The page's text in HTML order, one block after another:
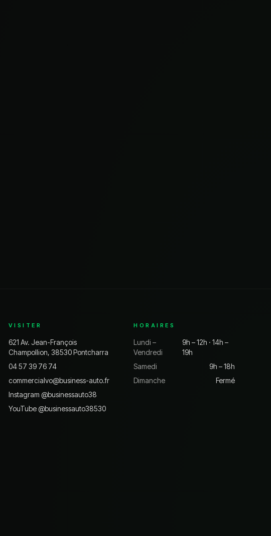
VISITER
621 Av. Jean-François
Champollion, 38530 Pontcharra
04 57 39 76 74
commercialvo@business-auto.fr
Instagram @businessauto38
YouTube @businessauto38530
HORAIRES
Lundi –
Vendredi
9h – 12h · 14h –
19h
Samedi
9h – 18h
Dimanche
Fermé